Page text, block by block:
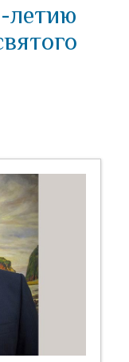
летию